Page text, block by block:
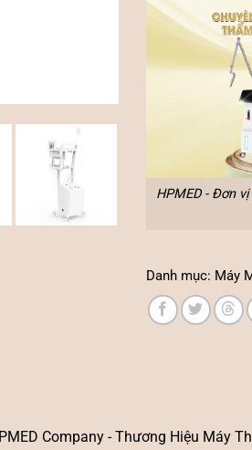
HPMED - Đơn
Danh mục: Máy
Company - Thương Hiệu Máy